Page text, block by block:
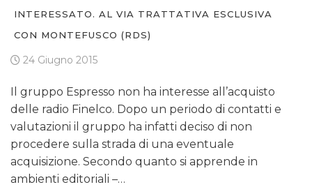
INTERESSATO. AL VIA TRATTATIVA ESCLUSIVA
CON MONTEFUSCO (RDS)
24 Giugno 2015
Il gruppo Espresso non ha interesse all’acquisto
delle radio Finelco. Dopo un periodo di contatti e
valutazioni il gruppo ha infatti deciso di non
procedere sulla strada di una eventuale
acquisizione. Secondo quanto si apprende in
ambienti editoriali –…